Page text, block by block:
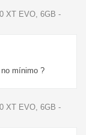
XT EVO, 6GB -
mínimo ?
XT EVO, 6GB -